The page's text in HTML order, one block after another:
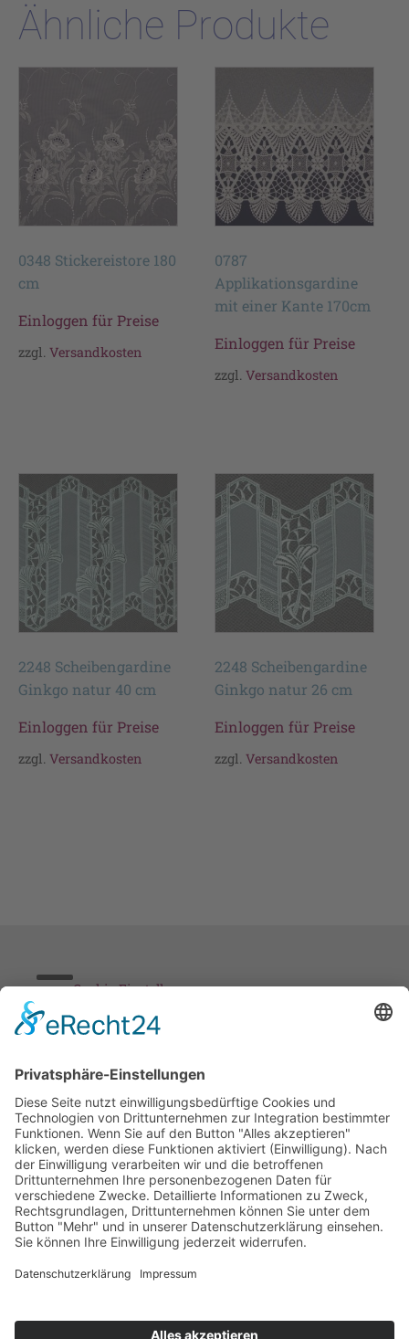
Ähnliche Produkte
0348 Stickereistore 180
cm
Einloggen für Preise
zzgl. Versandkosten
0787
Applikationsgardine
mit einer Kante 170cm
Einloggen für Preise
zzgl.Versandkosten
2248 Scheibengardine
Ginkgo natur 40 cm
Einloggen für Preise
zzgl. Versandkosten
2248 Scheibengardine
Ginkgo natur 26 cm
Einloggen für Preise
zzgl.Versandkosten
Cookie-Einstellungen
Stickereien & Textilien GmbH| Alle Rechte vorbehalten